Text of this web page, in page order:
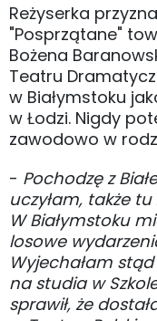
Reżyserka
"Posprzątane"
Bożena
Teatru
w Białymstoku
w Łodzi. Nigdy
zawodowo w
- Pochodzę z
uczyłam, także
W Białymstoku
losowe
Wyjechałam
na studia w
sprawił, że